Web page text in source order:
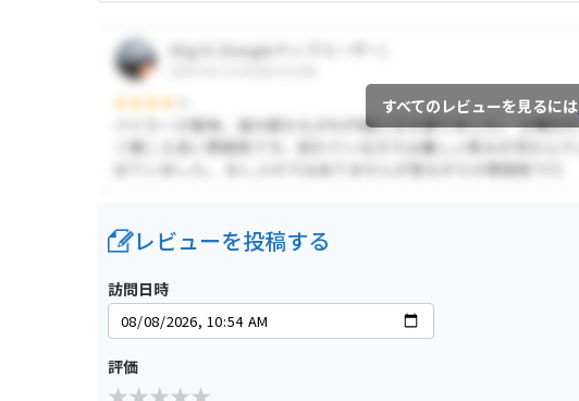
すべてのレビューを見るには
レビューを投稿する
訪問日時
評価